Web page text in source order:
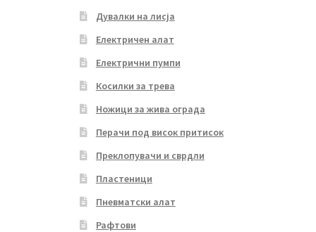
Дувалки на лисја
Електричен алат
Електрични пумпи
Косилки за трева
Ножици за жива ограда
Перачи под висок притисок
Преклопувачи и сврдли
Пластеници
Пневматски алат
Рафтови